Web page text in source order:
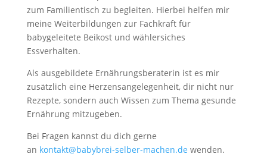
zum Familientisch zu begleiten. Hierbei helfen mir
meine Weiterbildungen zur Fachkraft für
babygeleitete Beikost und wählersiches
Essverhalten.
Als ausgebildete Ernährungsberaterin ist es mir
zusätzlich eine Herzensangelegenheit, dir nicht nur
Rezepte, sondern auch Wissen zum Thema gesunde
Ernährung mitzugeben.
Bei Fragen kannst du dich gerne
an kontakt@babybrei-selber-machen.de wenden.